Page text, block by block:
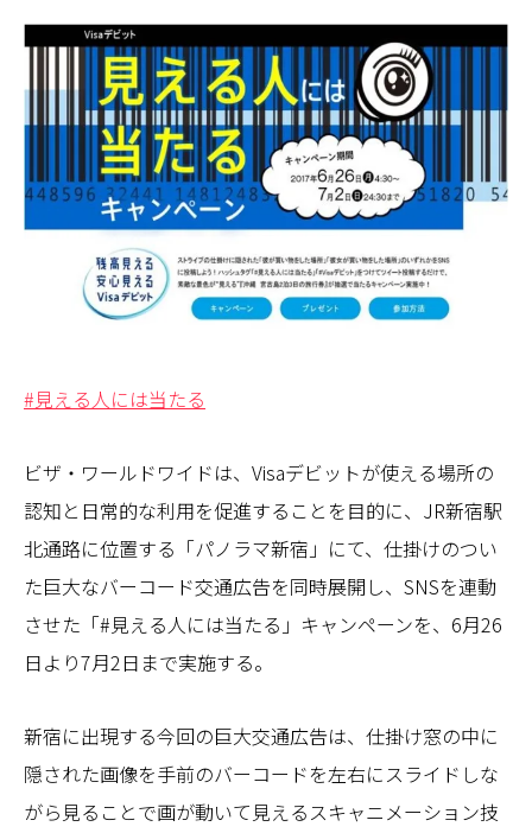
#見える人には当たる
ビザ・ワールドワイドは、Visaデビットが使える場所の
認知と日常的な利用を促進することを目的に、JR新宿駅
北通路に位置する「パノラマ新宿」にて、仕掛けのつい
た巨大なバーコード交通広告を同時展開し、SNSを連動
させた「#見える人には当たる」キャンペーンを、6月26
日より7月2日まで実施する。
新宿に出現する今回の巨大交通広告は、仕掛け窓の中に
隠された画像を手前のバーコードを左右にスライドしな
がら見ることで画が動いて見えるスキャニメーション技